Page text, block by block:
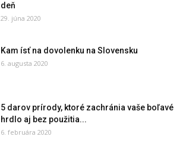
deň
29. júna 2020
Kam ísť na dovolenku na Slovensku
6. augusta 2020
5 darov prírody, ktoré zachránia vaše boľavé
hrdlo aj bez použitia...
6. februára 2020